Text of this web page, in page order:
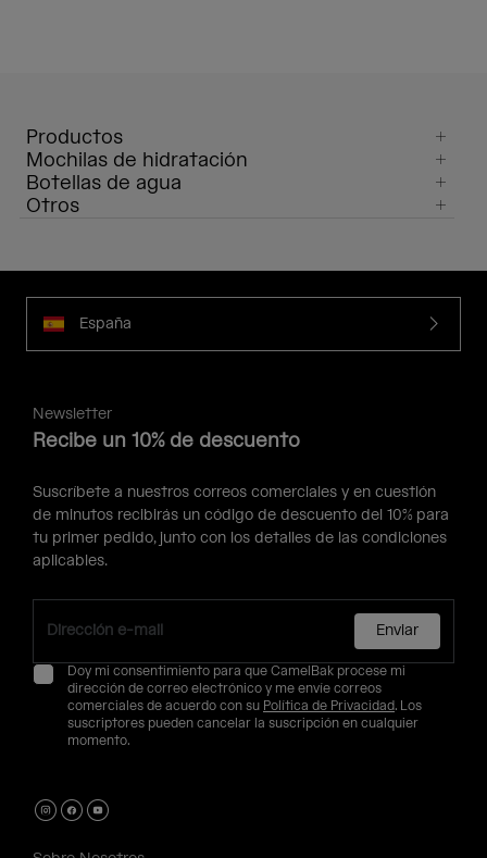
Productos
Mochilas de hidratación
Botellas de agua
Otros
España
Newsletter
Recibe un 10% de descuento
Suscríbete a nuestros correos comerciales y en cuestión
de minutos recibirás un código de descuento del 10% para
tu primer pedido, junto con los detalles de las condiciones
aplicables.
Enviar
Doy mi consentimiento para que CamelBak procese mi
dirección de correo electrónico y me envíe correos
comerciales de acuerdo con su Política de Privacidad. Los
suscriptores pueden cancelar la suscripción en cualquier
momento.